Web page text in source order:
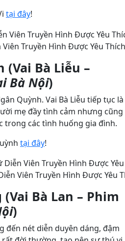
tại đây!
Truyền Hình Được Yêu
(Vai Bà Liễu –
Bà Nội)
Quỳnh. Vai Bà Liễu tiếp tục là
mẹ đầy tình cảm nhưng cũng
trong các tình huống gia đình.
tại đây!
Viên Truyền Hình Được Yêu
Bà Lan – Phim
)
đến nét diễn duyên dáng, đậm